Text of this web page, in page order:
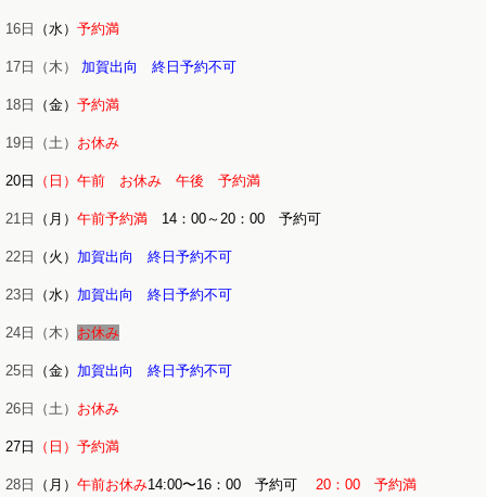
16日 （水）予約満
17日（木） 加賀出向 終日予約不可
18日 （金）予約満
19日（土） お休み
20日 （日）午前 お休み 午後予約満
21日 （月）午前予約満 14：00～20：00 予約可
22日 （火） 加賀出向 終日予約不可
23日 （水） 加賀出向 終日予約不可
24日（木） お休み
25日 （金） 加賀出向 終日予約不可
26日（土） お休み
27日 （日）予約満
28日 （月）午前お休み14:00〜16：00 予約可 20：00 予約満